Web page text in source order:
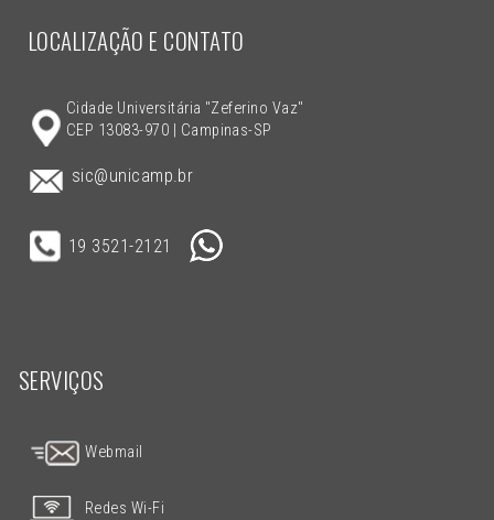
LOCALIZAÇÃO E CONTATO
Cidade Universitária "Zeferino Vaz"
CEP 13083-970 | Campinas-SP
sic@unicamp.br
19 3521-2121
SERVIÇOS
Webmail
Redes Wi-Fi